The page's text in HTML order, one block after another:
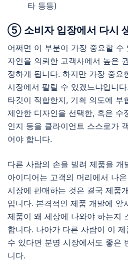
타 등등)
⑤ 소비자 입장에서 다시
어쩌면 이 부분이 가장 중요할 수
자인을 의뢰한 고객사에서 높은
정하게 됩니다. 하지만 가장 중요
시장에서 팔릴 수 있겠느냐입니
타깃이 적합한지, 기획 의도에 부
제안한 디자인을 선택한, 혹은 수
인지 등을 클라이언트 스스로가
어야 합니다.
다른 사람의 손을 빌려 제품을 개
아이디어는 고객의 머리에서 나
시장에 판매하는 것은 결국 제품
입니다. 본격적인 제품 개발에 앞
제품이 왜 세상에 나와야 하는지
합니다. 나아가 다른 사람이 이
수 있다면 분명 시장에서도 좋은
니다.